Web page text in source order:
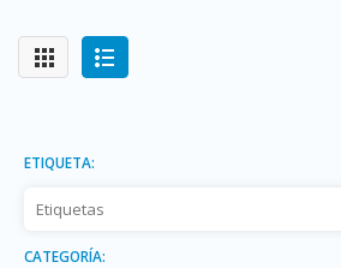
ETIQUETA:
CATEGORÍA: